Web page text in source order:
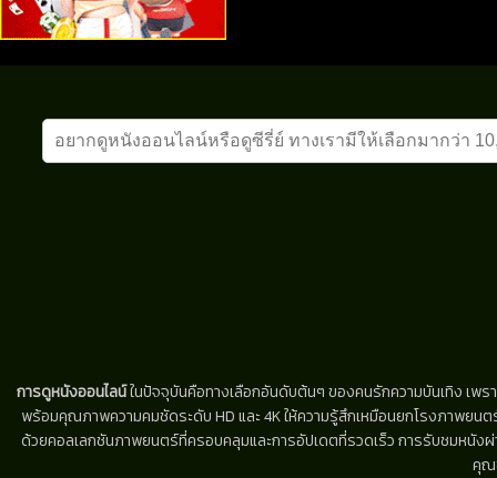
การดูหนังออนไลน์ในปัจจุบันคือทางเลือกอันดับต้นๆ ของคนรักความบันเทิง เพร
พร้อมคุณภาพความคมชัดระดับ HD และ 4K ให้ความรู้สึกเหมือนยกโรงภาพยน
ด้วยคอลเลกชันภาพยนตร์ที่ครอบคลุมและการอัปเดตที่รวดเร็ว การรับชมหนัง
คุณ